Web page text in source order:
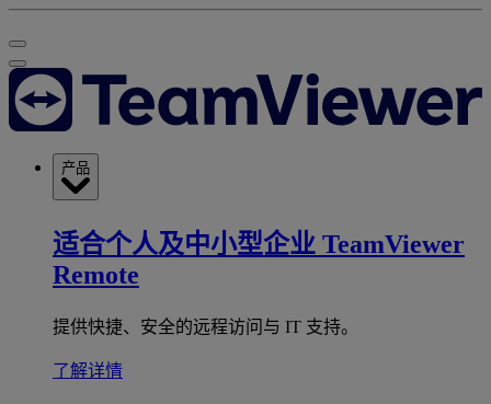
产品
适合个人及中小型企业 TeamViewer
Remote
提供快捷、安全的远程访问与 IT 支持。
了解详情